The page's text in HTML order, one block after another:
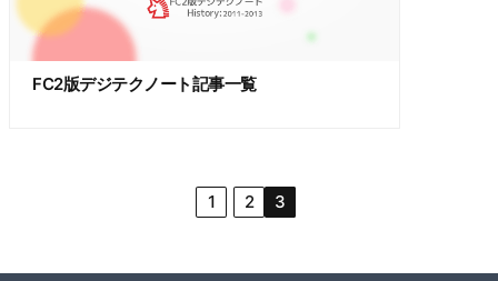
FC2版デジテクノート記事一覧
1 2 3